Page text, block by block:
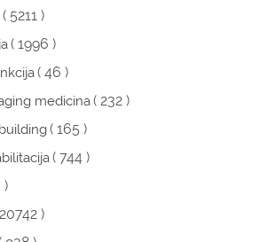
( 5211 )
( 1996 )
( 46 )
medicina( 232 )
( 165 )
( 744 )
)
)